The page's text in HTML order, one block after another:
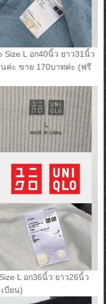
Size L อก40นิ้ว ยาว31นิ้ว
ค่ะ ขาย 170บาทค่ะ (ฟรี
L อก36นิ้ว ยาว26นิ้ว
บียน)